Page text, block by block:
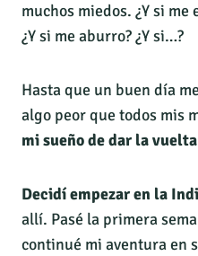
muchos miedos. ¿Y si me
¿Y si me aburro? ¿Y si…?
Hasta que un buen día
algo peor que todos mis
mi sueño de dar la
Decidí empezar en la
allí. Pasé la primera
continué mi aventura en